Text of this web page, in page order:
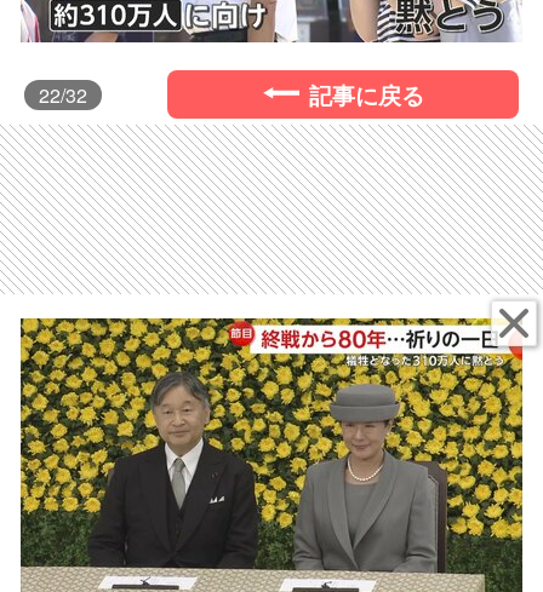
22/32 記事に戻る